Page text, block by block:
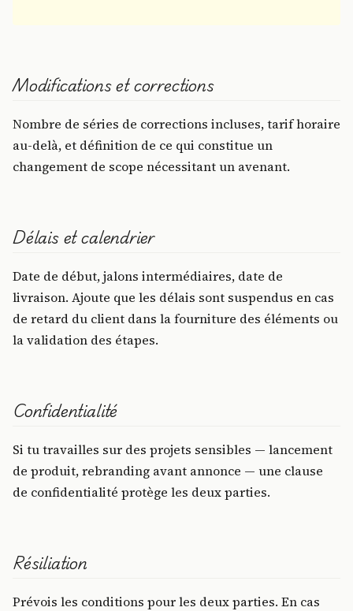
Modifications et corrections
Nombre de séries de corrections incluses, tarif horaire
au-delà, et définition de ce qui constitue un
changement de scope nécessitant un avenant.
Délais et calendrier
Date de début, jalons intermédiaires, date de
livraison. Ajoute que les délais sont suspendus en cas
de retard du client dans la fourniture des éléments ou
la validation des étapes.
Confidentialité
Si tu travailles sur des projets sensibles — lancement
de produit, rebranding avant annonce — une clause
de confidentialité protège les deux parties.
Résiliation
Prévois les conditions pour les deux parties. En cas